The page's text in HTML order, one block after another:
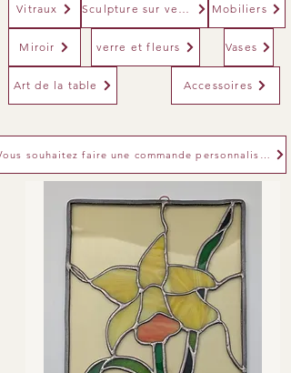
Vitraux Sculpture sur verre Mobiliers
Miroir verre et fleurs Vases
Art de la table Accessoires